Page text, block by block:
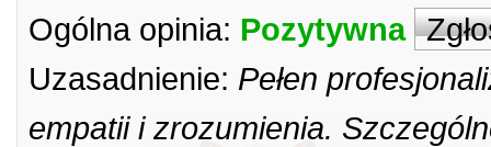
Ogólna opinia: Pozytywna
Uzasadnienie: Pełen
empatii i zrozumienia.